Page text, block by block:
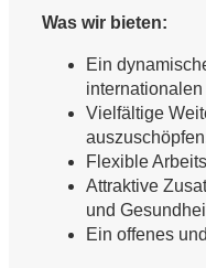
Was wir bieten:
Ein
internationalen
Vielfältige
Flexible
Attraktive
und
Ein offenes